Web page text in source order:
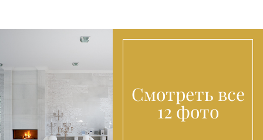
Смотреть все
12 фото